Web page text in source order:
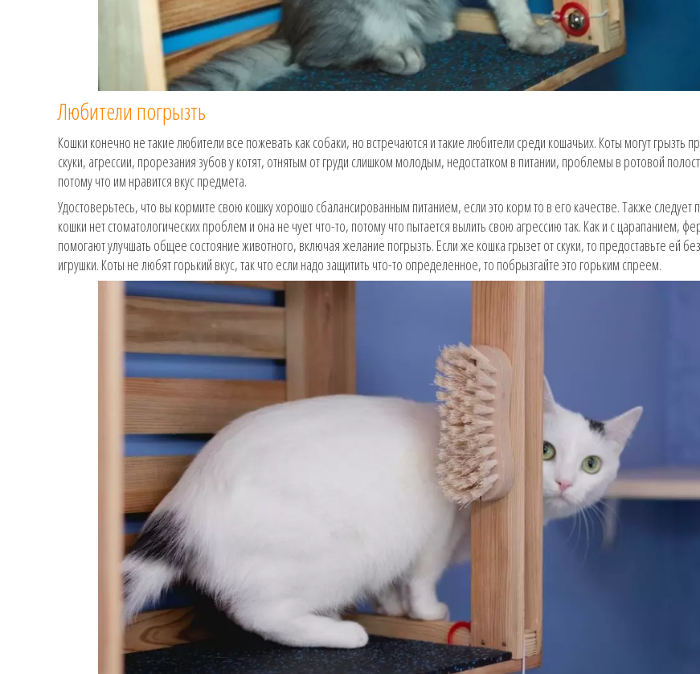
Любители погрызть
Кошки конечно не такие любители все пожевать как собаки, но встречаются и такие любители среди кошачьих. Коты могут грызть
скуки, агрессии, прорезания зубов у котят, отнятым от груди слишком молодым, недостатком в питании, проблемы в ротовой
потому что им нравится вкус предмета.
Удостоверьтесь, что вы кормите свою кошку хорошо сбалансированным питанием, если это корм то в его качестве. Также следует
кошки нет стоматологических проблем и она не чует что-то, потому что пытается вылить свою агрессию так. Как и с царапанием,
помогают улучшать общее состояние животного, включая желание погрызть. Если же кошка грызет от скуки, то предоставьте ей
игрушки. Коты не любят горький вкус, так что если надо защитить что-то определенное, то побрызгайте это горьким спреем.